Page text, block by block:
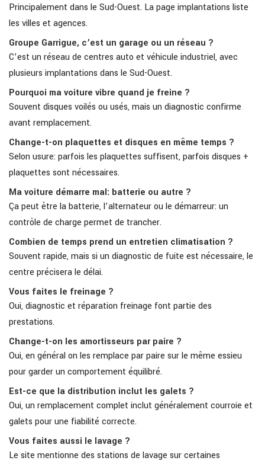
Principalement dans le Sud-Ouest. La page implantations liste
les villes et agences.
Groupe Garrigue, c’est un garage ou un réseau ?
C’est un réseau de centres auto et véhicule industriel, avec
plusieurs implantations dans le Sud-Ouest.
Pourquoi ma voiture vibre quand je freine ?
Souvent disques voilés ou usés, mais un diagnostic confirme
avant remplacement.
Change-t-on plaquettes et disques en même temps ?
Selon usure: parfois les plaquettes suffisent, parfois disques +
plaquettes sont nécessaires.
Ma voiture démarre mal: batterie ou autre ?
Ça peut être la batterie, l’alternateur ou le démarreur: un
contrôle de charge permet de trancher.
Combien de temps prend un entretien climatisation ?
Souvent rapide, mais si un diagnostic de fuite est nécessaire, le
centre précisera le délai.
Vous faites le freinage ?
Oui, diagnostic et réparation freinage font partie des
prestations.
Change-t-on les amortisseurs par paire ?
Oui, en général on les remplace par paire sur le même essieu
pour garder un comportement équilibré.
Est-ce que la distribution inclut les galets ?
Oui, un remplacement complet inclut généralement courroie et
galets pour une fiabilité correcte.
Vous faites aussi le lavage ?
Le site mentionne des stations de lavage sur certaines